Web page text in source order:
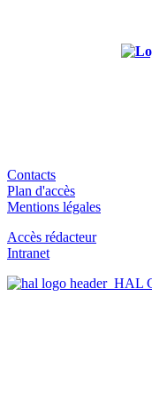
Contacts
Plan d'accès
Mentions légales
Accès rédacteur
Intranet
HAL